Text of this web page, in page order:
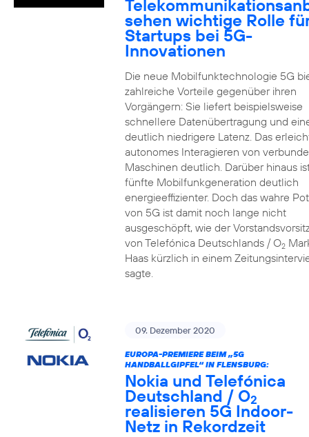
sehen wichtige Rolle
Startups bei 5G-
Innovationen
Die neue Mobilfunktechnologie 5G
zahlreiche Vorteile gegenüber ihren
Vorgängern: Sie liefert beispielsweise
schnellere Datenübertragung und
deutlich niedrigere Latenz. Das
autonomes Interagieren von
Maschinen deutlich. Darüber hinaus
fünfte Mobilfunkgeneration deutlich
energieeffizienter. Doch das wahre
von 5G ist damit noch lange nicht
ausgeschöpft, wie der
von Telefónica Deutschlands / O2
Haas kürzlich in einem
sagte.
09. Dezember 2020
EUROPA-PREMIERE BEIM „5G
HANDBALLGIPFEL“ IN FLENSBURG:
Nokia und Telefónica
Deutschland / O2
realisieren 5G Indoor-
Netz in Rekordzeit